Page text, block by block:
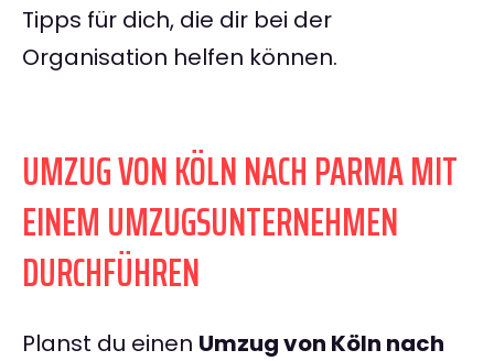
Tipps für dich, die dir bei der
Organisation helfen können.
UMZUG VON KÖLN NACH PARMA MIT
EINEM UMZUGSUNTERNEHMEN
DURCHFÜHREN
Planst du einen Umzug von Köln nach